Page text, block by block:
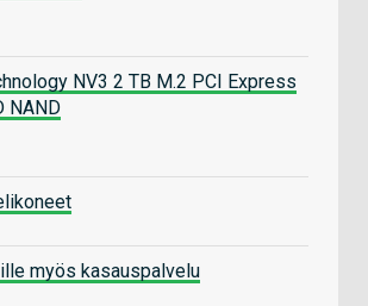
NV3 2 TB M.2 PCI Express
NAND
myös kasauspalvelu